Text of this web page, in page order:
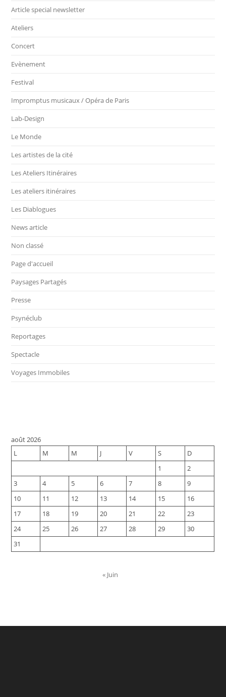
Article special newsletter
Ateliers
Concert
Evènement
Festival
Impromptus musicaux / Opéra de Paris
Lab-Design
Le Monde
Les artistes de la cité
Les Ateliers Itinéraires
Les ateliers itinéraires
Les Diablogues
News article
Non classé
Page d'accueil
Paysages Partagés
Presse
Psynéclub
Reportages
Spectacle
Voyages Immobiles
août 2026
L
M M J V S
D
1
2
3
4 5 6 7 8
9
10
11 12 13 14 15
16
17
18 19 20 21 22
23
24
25 26 27 28 29
30
31
« Juin